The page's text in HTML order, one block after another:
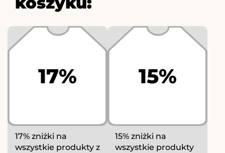
17%
17% zniżki na
wszystkie produkty z
15%
15% zniżki na
wszystkie produkty